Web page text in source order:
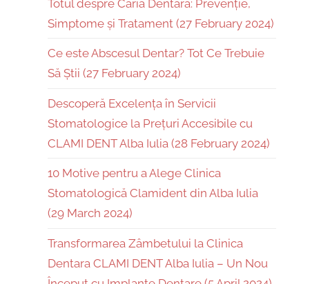
Totul despre Caria Dentară: Prevenție,
Simptome și Tratament (27 February 2024)
Ce este Abscesul Dentar? Tot Ce Trebuie
Să Știi (27 February 2024)
Descoperă Excelența în Servicii
Stomatologice la Prețuri Accesibile cu
CLAMI DENT Alba Iulia (28 February 2024)
10 Motive pentru a Alege Clinica
Stomatologică Clamident din Alba Iulia
(29 March 2024)
Transformarea Zâmbetului la Clinica
Dentara CLAMI DENT Alba Iulia – Un Nou